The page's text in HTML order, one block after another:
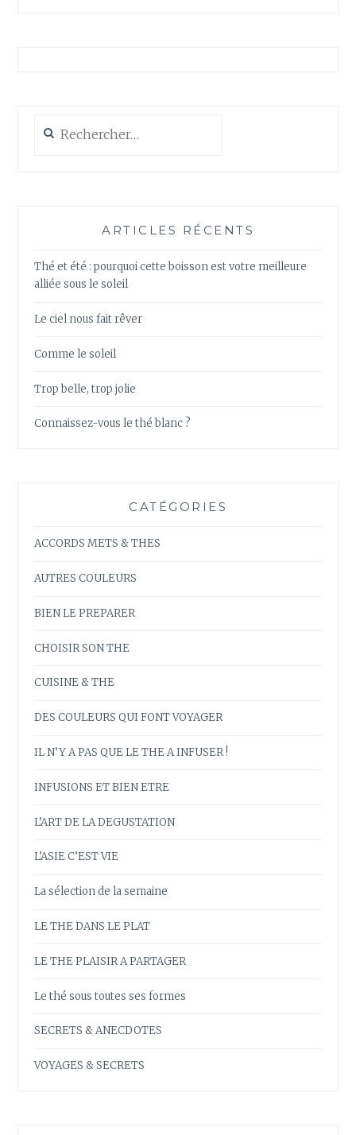
ARTICLES RÉCENTS
Thé et été : pourquoi cette boisson est votre meilleure
alliée sous le soleil
Le ciel nous fait rêver
Comme le soleil
Trop belle, trop jolie
Connaissez-vous le thé blanc ?
CATÉGORIES
ACCORDS METS & THES
AUTRES COULEURS
BIEN LE PREPARER
CHOISIR SON THE
CUISINE & THE
DES COULEURS QUI FONT VOYAGER
IL N’Y A PAS QUE LE THE A INFUSER !
INFUSIONS ET BIEN ETRE
L’ART DE LA DEGUSTATION
L’ASIE C’EST VIE
La sélection de la semaine
LE THE DANS LE PLAT
LE THE PLAISIR A PARTAGER
Le thé sous toutes ses formes
SECRETS & ANECDOTES
VOYAGES & SECRETS